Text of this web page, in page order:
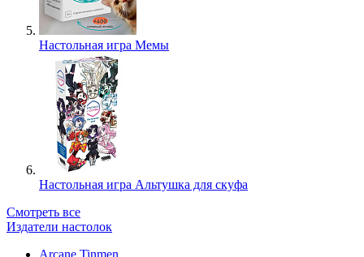
Настольная игра Мемы
Настольная игра Альтушка для скуфа
Смотреть все
Издатели настолок
Arcane Tinmen